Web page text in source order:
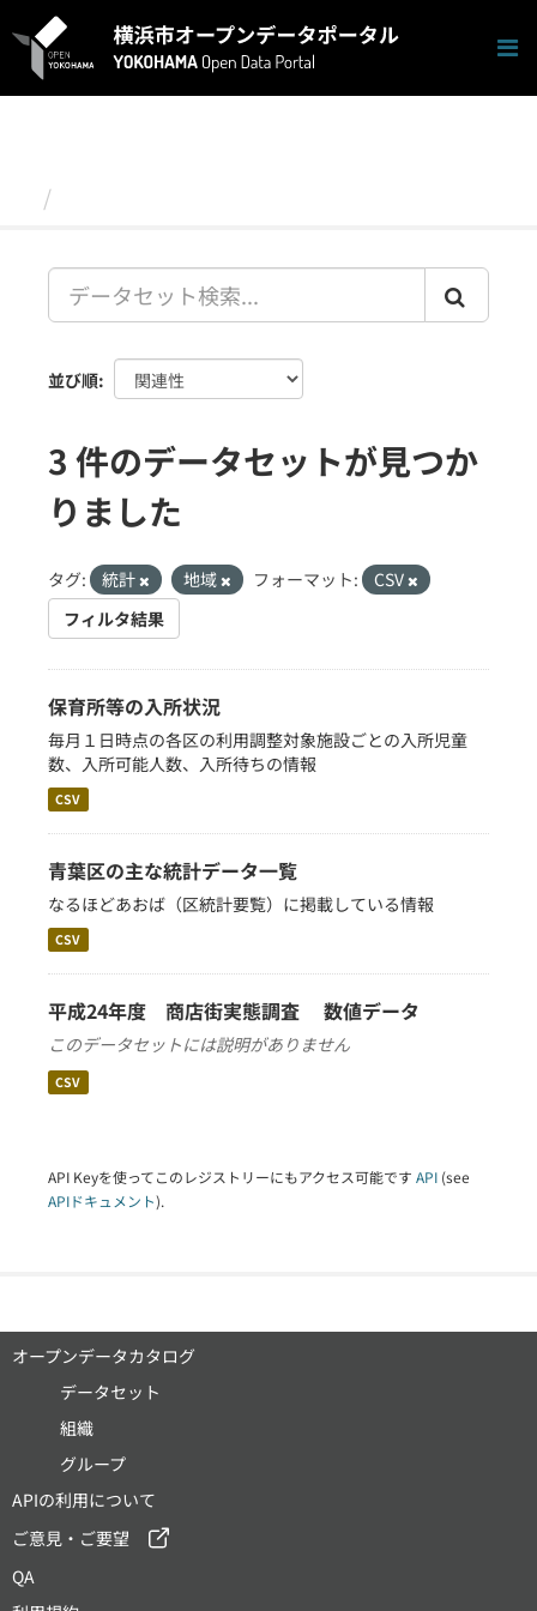
キ
並び順
3 件のデータセットが見つか
りました
タグ: 統計 地域 フォーマット:
CSV
フィルタ結果
保育所等の入所状況
毎月１日時点の各区の利用調整対象施設ごとの入所児童
数、入所可能人数、入所待ちの情報
CSV
青葉区の主な統計データ一覧
なるほどあおば（区統計要覧）に掲載している情報
CSV
平成24年度 商店街実態調査 数値データ
このデータセットには説明がありません
CSV
API Keyを使ってこのレジストリーにもアクセス可能です API (see
APIドキュメント).
オープンデータカタログ
データセット
組織
グループ
APIの利用について
ご意見・ご要望
QA